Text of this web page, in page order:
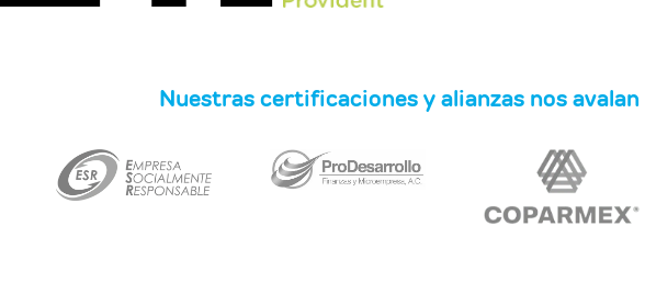
Nuestras certificaciones y alianzas nos avalan